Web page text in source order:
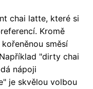
chai latte, které si
Kromě
směsí
"dirty chai
nápoji
je skvělou volbou